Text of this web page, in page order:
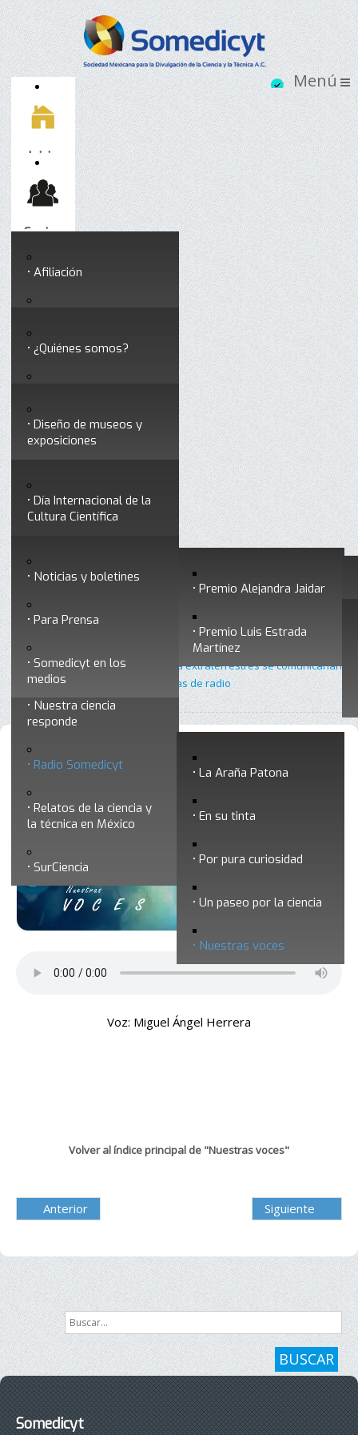
Inicio
Socios
Afiliación
Testimonios
Socios vigentes
Somedicyt
¿Quiénes somos?
Consejo Directivo
profesionales
Premios a divulgadores Premio Alejandra Jaidar
Premio Luis Estrada
Martínez
Servicios
Diseño de museos y
exposiciones
formar divulgadores
Día Internacional de la
Cultura Científica
Ciencia y Tecnología
Nuestra ciencia
responde
Radio Somedicyt La Araña Patona
En su tinta
Por pura curiosidad
Un paseo por la ciencia
Nuestras voces
Relatos de la ciencia y
la técnica en México
SurCiencia
Noticias y boletines
Para Prensa
Somedicyt en los
medios
Contacto
Radio Somedicyt •
Nuestras voces
Nuestras voces 11 - Si hubiera extraterrestres se comunicarían
con nosotros a través de las ondas de radio
Nuestras voces 11 - Si hubiera
extraterrestres se comunicarían con
nosotros a través de las ondas de radio
Voz: Miguel Ángel Herrera
Volver al índice principal de "Nuestras voces"
Anterior Siguiente
Buscar...
BUSCAR
Somedicyt